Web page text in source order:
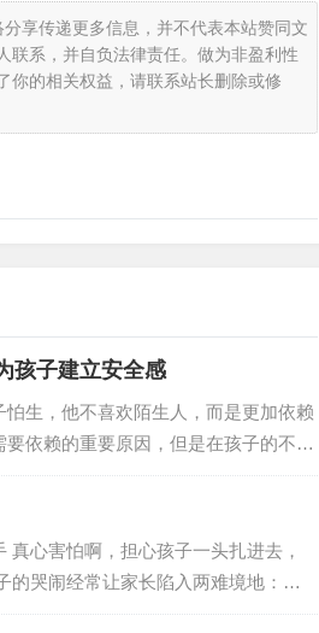
享传递更多信息，并不代表本站赞同文
联系，并自负法律责任。做为非盈利性
你的相关权益，请联系站长删除或修
孩子建立安全感
生，他不喜欢陌生人，而是更加依赖
依赖的重要原因，但是在孩子的不安
述的是一个年轻人之间的故事，在这
男轻女，家里什么都要给弟弟，包括
从小就内向孤僻的女生，戴着一个耳
人以此保护自己的…
心害怕啊，担心孩子一头扎进去，
的哭闹经常让家长陷入两难境地：坚
孩子之后留下心理阴影；心软买了的